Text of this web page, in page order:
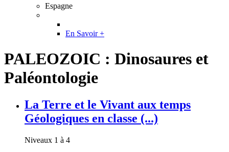
Espagne
En Savoir +
PALEOZOIC : Dinosaures et
Paléontologie
La Terre et le Vivant aux temps
Géologiques en classe (...)
Niveaux 1 à 4